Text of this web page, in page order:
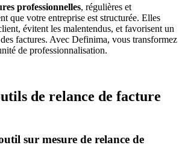
professionnelles, régulières et
que votre entreprise est structurée. Elles
évitent les malentendus, et favorisent un
factures. Avec Definima, vous transformez
de professionnalisation.
de relance de facture
sur mesure de relance de